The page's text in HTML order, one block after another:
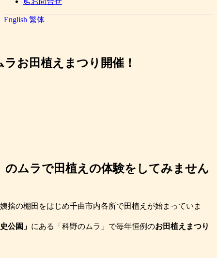
English 繁体
ラお田植えまつり開催！
のムラで田植えの体験をしてみません
捨の棚田をはじめ千曲市内各所で田植えが始まっていま
公園」 にある「科野のムラ」で毎年恒例のお田植えまつり